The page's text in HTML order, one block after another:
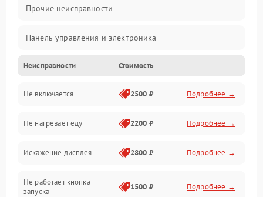
Прочие неисправности
Панель управления и электроника
Дверца и корпус
Механика и внутренние элементы
Механические повреждения
Питание и запуск
Нагрев и приготовление
Неисправности Стоимость
Не включается 2500 ₽ Подробнее →
Не нагревает еду 2200 ₽ Подробнее →
Искажение дисплея 2800 ₽ Подробнее →
Не работает кнопка
запуска
1500 ₽ Подробнее →